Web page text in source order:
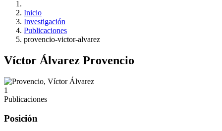
Inicio
Investigación
Publicaciones
provencio-victor-alvarez
Víctor Álvarez Provencio
1
Publicaciones
Posición